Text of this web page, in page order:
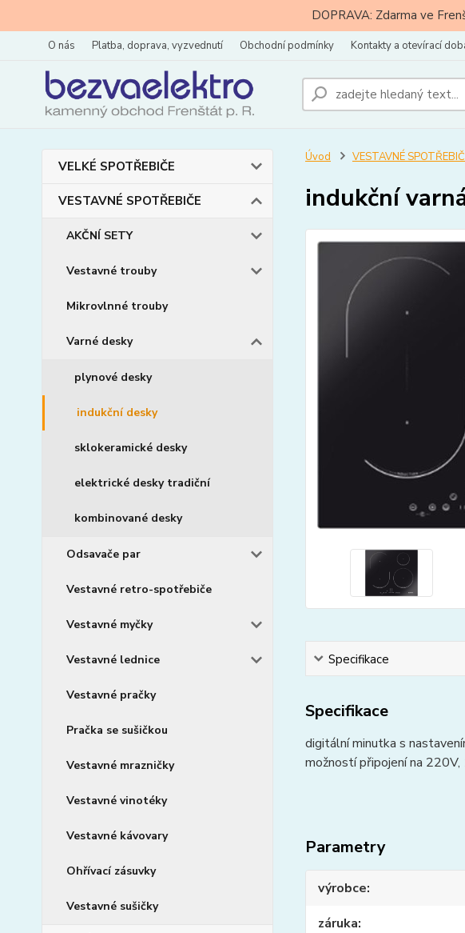
DOPRAVA: Zdarma ve
O nás Platba, doprava, vyzvednutí Obchodní podmínky Kontakty a otevírací
VELKÉ SPOTŘEBIČE
VESTAVNÉ SPOTŘEBIČE
AKČNÍ SETY
Vestavné trouby
Mikrovlnné trouby
Varné desky
plynové desky
indukční desky
sklokeramické desky
elektrické desky tradiční
kombinované desky
Odsavače par
Vestavné retro-spotřebiče
Vestavné myčky
Vestavné lednice
Vestavné pračky
Pračka se sušičkou
Vestavné mrazničky
Vestavné vinotéky
Vestavné kávovary
Ohřívací zásuvky
Vestavné sušičky
Úvod VESTAVNÉ
indukční
Specifikace
Specifikace
digitální minutka s
možností připojení na
Parametry
výrobce
záruka